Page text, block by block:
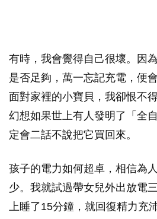
有時，我會覺得自己很壞。因
是否足夠，萬一忘記充電，便
面對家裡的小寶貝，我卻恨不
幻想如果世上有人發明了「全
定會二話不說把它買回來。
孩子的電力如何超卓，相信為
少。我就試過帶女兒外出放電
上睡了15分鐘，就回復精力充